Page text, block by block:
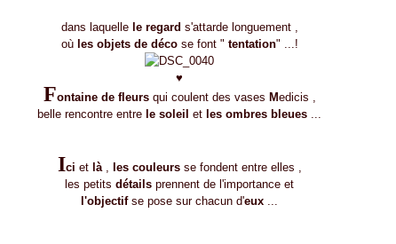
dans laquelle le regard s'attarde longuement ,
oùles objets de décose font " tentation" ...!
♥
Fontaine de fleursqui coulent des vases Medicis ,
belle rencontre entre le soleil et les ombres bleues ...
Ici et là, les couleursse fondent entre elles ,
les petits détails prennent de l'importance et
l'objectifse pose sur chacun d'eux ...